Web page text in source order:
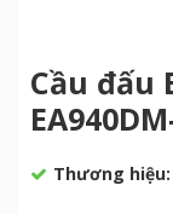
Cầu đấu
Thương hiệu: